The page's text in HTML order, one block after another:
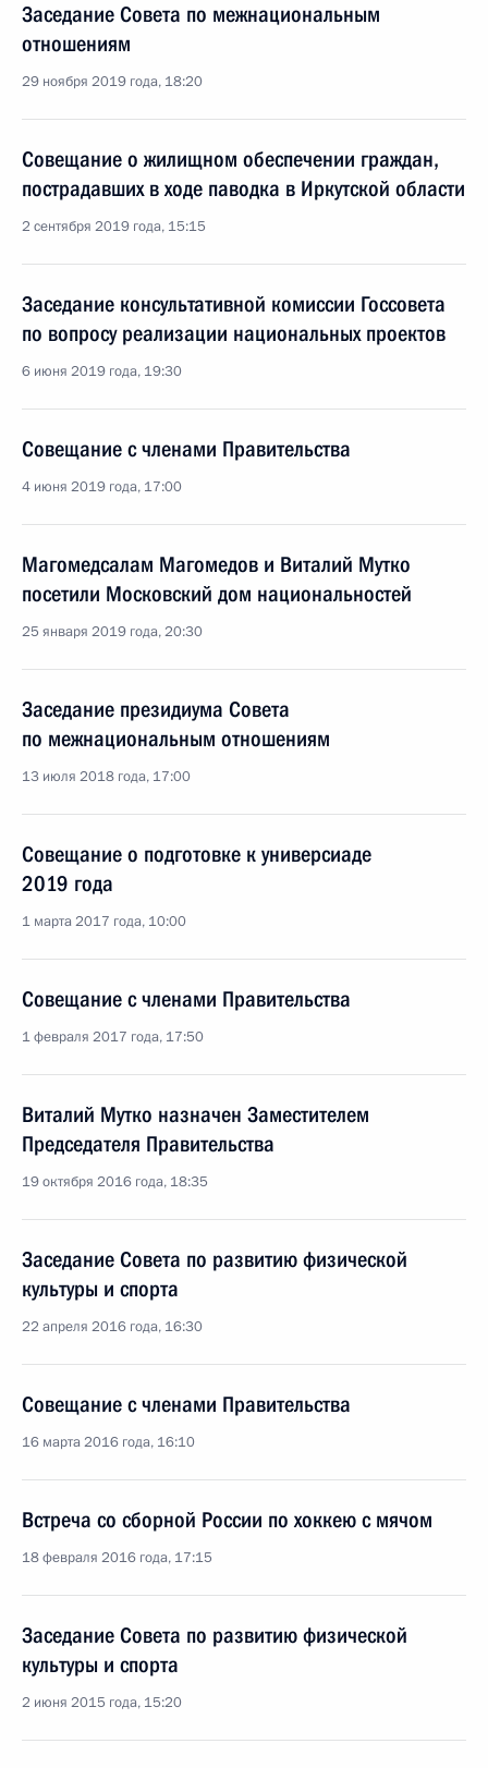
Заседание Совета по межнациональным
отношениям
29 ноября 2019 года, 18:20
Совещание о жилищном обеспечении граждан,
пострадавших в ходе паводка в Иркутской области
2 сентября 2019 года, 15:15
Заседание консультативной комиссии Госсовета
по вопросу реализации национальных проектов
6 июня 2019 года, 19:30
Совещание с членами Правительства
4 июня 2019 года, 17:00
Магомедсалам Магомедов и Виталий Мутко
посетили Московский дом национальностей
25 января 2019 года, 20:30
Заседание президиума Совета
по межнациональным отношениям
13 июля 2018 года, 17:00
Совещание о подготовке к универсиаде
2019 года
1 марта 2017 года, 10:00
Совещание с членами Правительства
1 февраля 2017 года, 17:50
Виталий Мутко назначен Заместителем
Председателя Правительства
19 октября 2016 года, 18:35
Заседание Совета по развитию физической
культуры и спорта
22 апреля 2016 года, 16:30
Совещание с членами Правительства
16 марта 2016 года, 16:10
Встреча со сборной России по хоккею с мячом
18 февраля 2016 года, 17:15
Заседание Совета по развитию физической
культуры и спорта
2 июня 2015 года, 15:20